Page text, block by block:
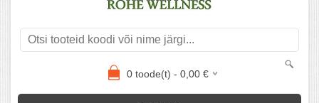
0toode(t) - 0,00€